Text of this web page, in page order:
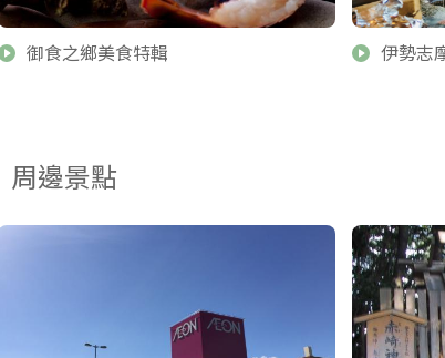
御食之鄉美食特輯 伊勢志
周邊景點